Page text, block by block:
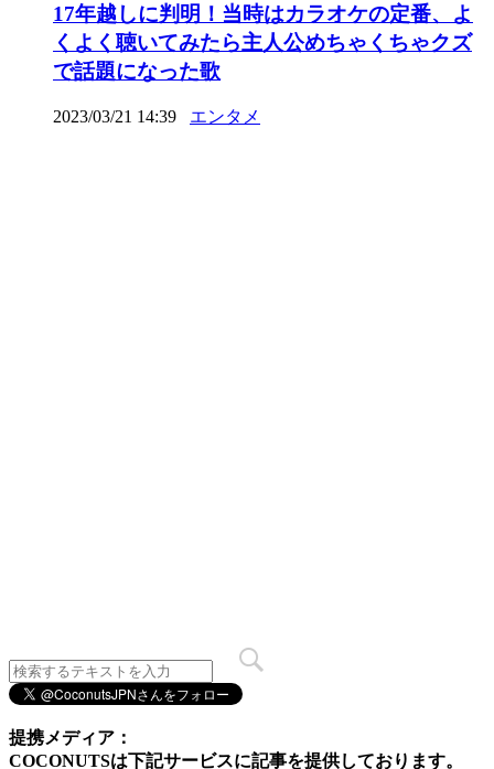
17年越しに判明！当時はカラオケの定番、よ
くよく聴いてみたら主人公めちゃくちゃクズ
で話題になった歌
2023/03/21 14:39 エンタメ
提携メディア：
COCONUTSは下記サービスに記事を提供しております。